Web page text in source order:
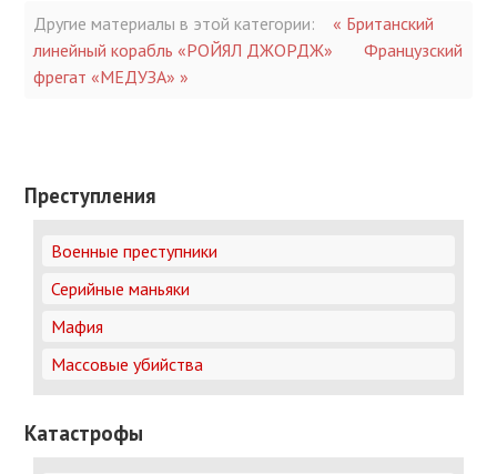
Другие материалы в этой категории:
« Британский
линейный корабль «РОЙЯЛ ДЖОРДЖ»
Французский
фрегат «МЕДУЗА» »
Преступления
Военные преступники
Серийные маньяки
Мафия
Массовые убийства
Катастрофы